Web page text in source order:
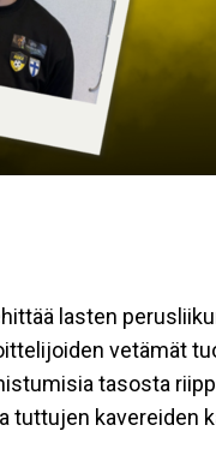
lasten
vetämät
tasosta
tuttujen kavereiden